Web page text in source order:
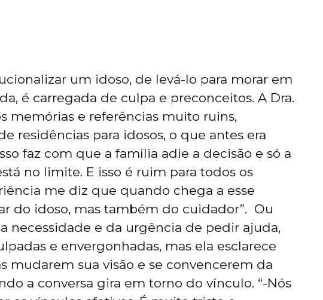
um idoso, de levá-lo para morar em
é carregada de culpa e preconceitos. A Dra.
memórias e referências muito ruins,
residências para idosos, o que antes era
faz com que a família adie a decisão e só a
no limite. E isso é ruim para todos os
me diz que quando chega a esse
do idoso, mas também do cuidador”. Ou
necessidade e da urgência de pedir ajuda,
e envergonhadas, mas ela esclarece
mudarem sua visão e se convencerem da
a conversa gira em torno do vínculo. “-Nós